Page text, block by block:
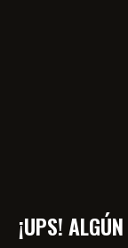
¡UPS!